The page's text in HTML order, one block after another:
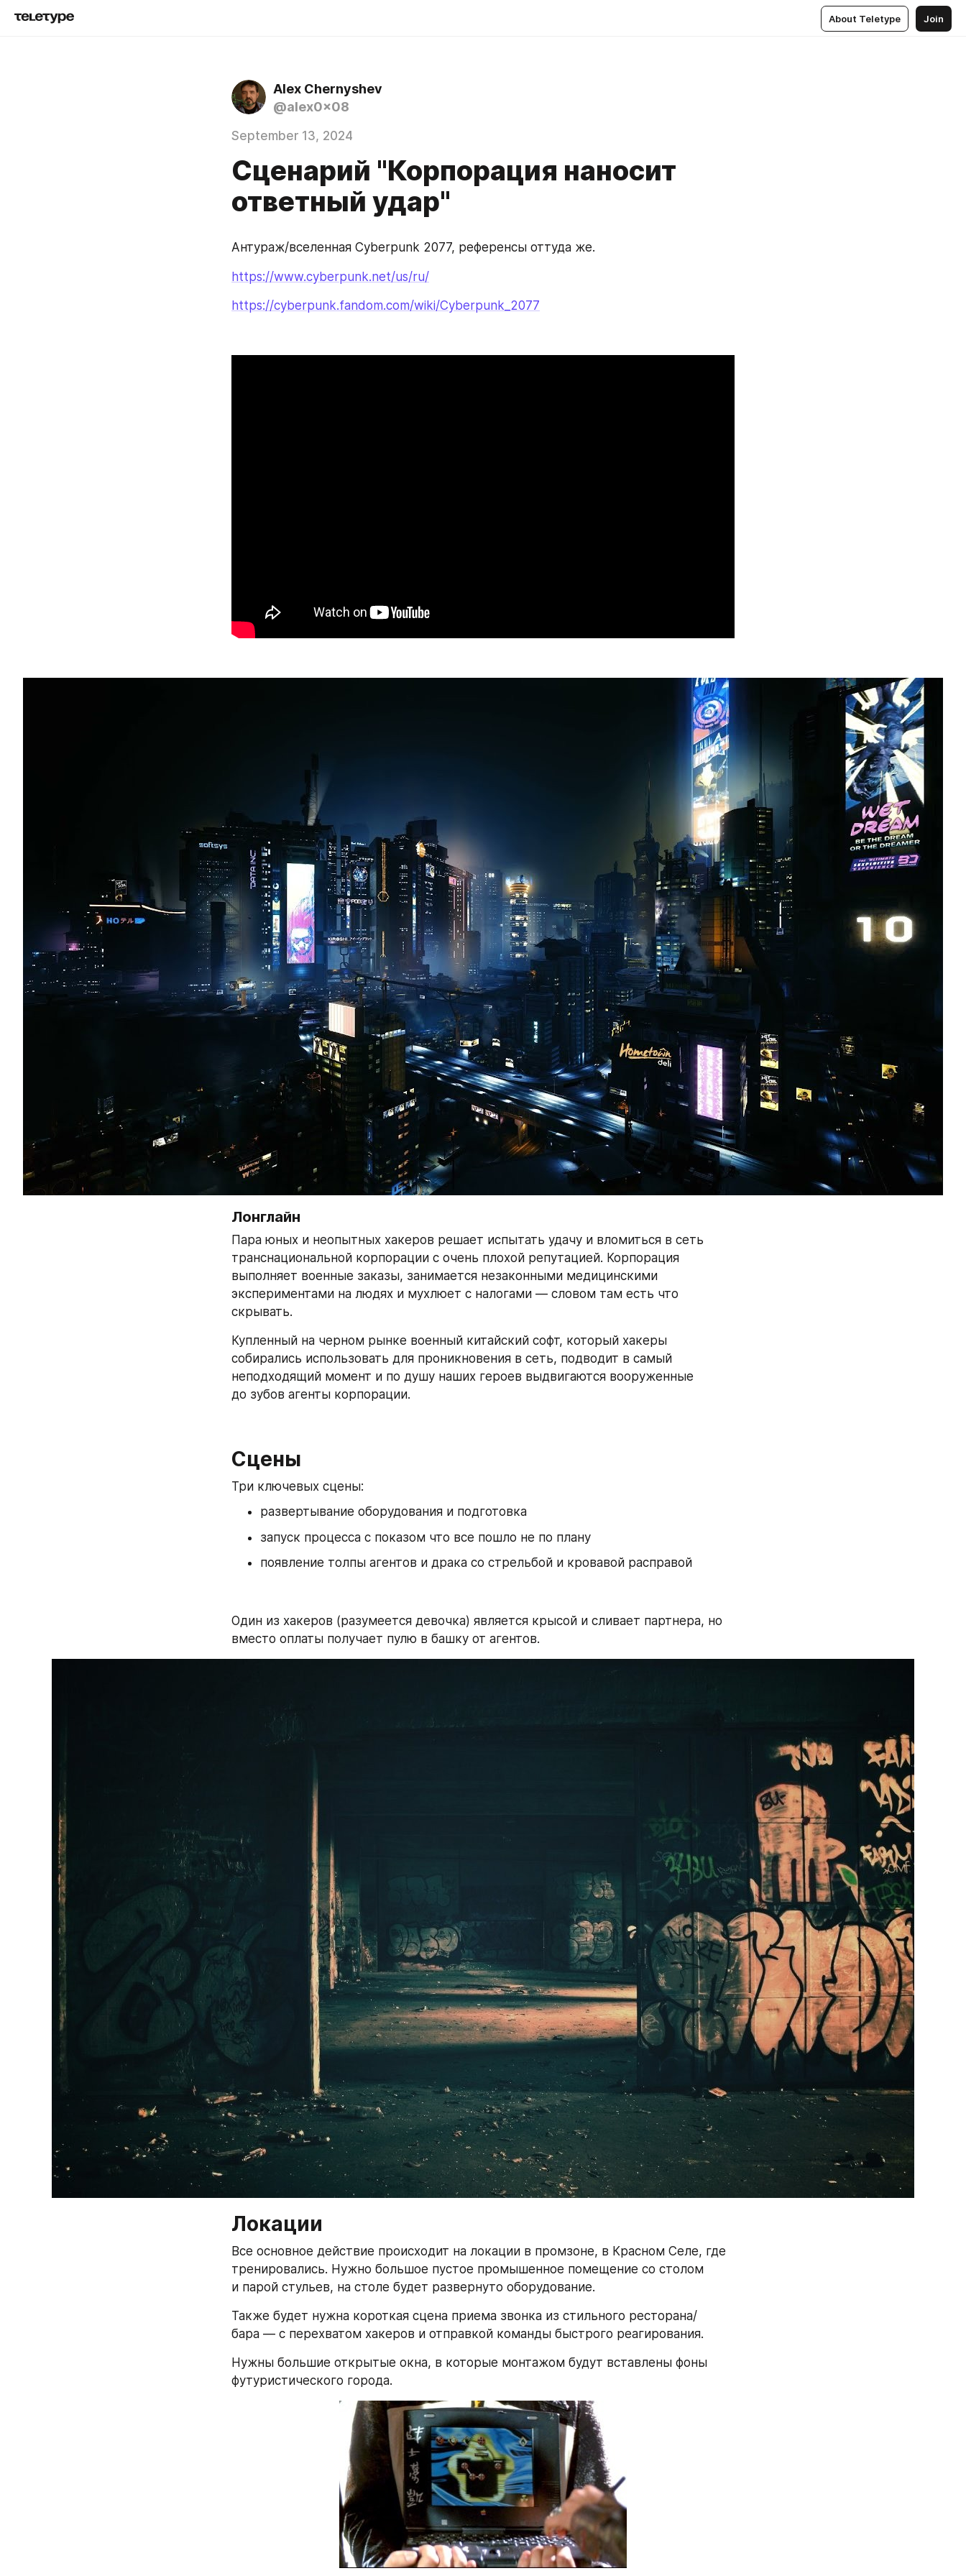
About Teletype Join
Alex Chernyshev
@alex0x08
September 13, 2024
Сценарий "Корпорация наносит
ответный удар"
Антураж/вселенная Cyberpunk 2077, референсы оттуда же.
https://www.cyberpunk.net/us/ru/
https://cyberpunk.fandom.com/wiki/Cyberpunk_2077
Лонглайн
Пара юных и неопытных хакеров решает испытать удачу и вломиться в сеть
транснациональной корпорации с очень плохой репутацией. Корпорация
выполняет военные заказы, занимается незаконными медицинскими
экспериментами на людях и мухлюет с налогами — словом там есть что
скрывать.
Купленный на черном рынке военный китайский софт, который хакеры
собирались использовать для проникновения в сеть, подводит в самый
неподходящий момент и по душу наших героев выдвигаются вооруженные
до зубов агенты корпорации.
Сцены
Три ключевых сцены:
развертывание оборудования и подготовка
запуск процесса с показом что все пошло не по плану
появление толпы агентов и драка со стрельбой и кровавой расправой
Один из хакеров (разумеется девочка) является крысой и сливает партнера, но
вместо оплаты получает пулю в башку от агентов.
Локации
Все основное действие происходит на локации в промзоне, в Красном Селе, где
тренировались. Нужно большое пустое промышенное помещение со столом
и парой стульев, на столе будет развернуто оборудование.
Также будет нужна короткая сцена приема звонка из стильного ресторана/
бара — с перехватом хакеров и отправкой команды быстрого реагирования.
Нужны большие открытые окна, в которые монтажом будут вставлены фоны
футуристического города.